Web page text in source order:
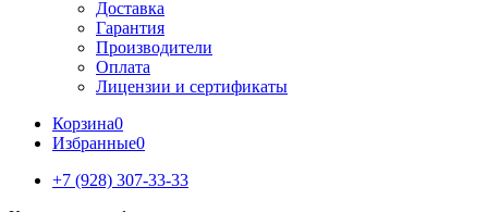
Доставка
Гарантия
Производители
Оплата
Лицензии и сертификаты
Корзина0
Избранные0
+7 (928) 307-33-33